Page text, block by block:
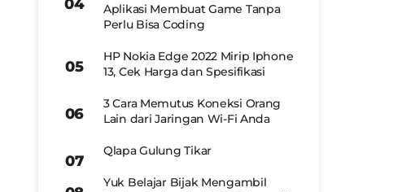
Aplikasi Membuat Game Tanpa
Perlu Bisa Coding
HP Nokia Edge 2022 Mirip Iphone
13, Cek Harga dan Spesifikasi
3 Cara Memutus Koneksi Orang
Lain dari Jaringan Wi-Fi Anda
Qlapa Gulung Tikar
Yuk Belajar Bijak Mengambil